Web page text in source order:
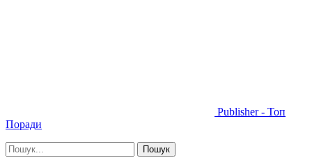
Publisher - Топ
Поради